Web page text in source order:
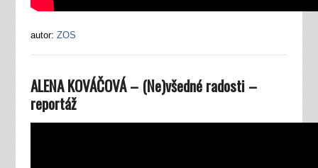
autor: ZOS
ALENA KOVÁČOVÁ – (Ne)všedné radosti –
reportáž